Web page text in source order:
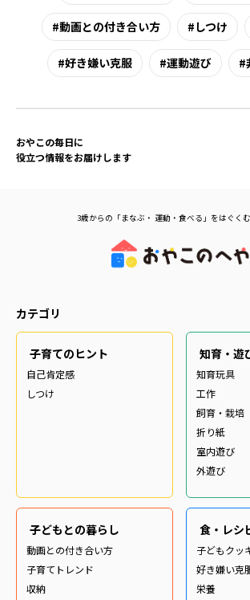
動画との付き合い方 しつけ
好き嫌い克服 運動遊び
おやこの毎日に
役立つ情報をお届けします
3歳からの「まなぶ・ 運動・食べる」をはぐく
カテゴリ
子育てのヒント
自己肯定感
しつけ
知育・遊
知育玩具
工作
飼育・栽培
折り紙
室内遊び
外遊び
子どもとの暮らし
動画との付き合い方
子育てトレンド
収納
食・レシ
子どもクッ
好き嫌い克
栄養